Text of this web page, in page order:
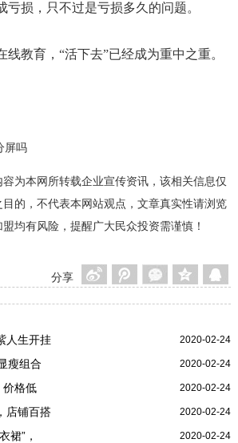
亏损，只不过是亏损多久的问题。
教育，“活下去”已经成为重中之重。
屏吗
容为本网所转载企业宣传资讯，该相关信息仅
的，不代表本网站观点，文章真实性请浏览
均有风险，提醒广大民众投资需谨慎！
分享
2020-02-24
人生开挂
2020-02-24
瘦组合
2020-02-24
价格低
2020-02-24
店铺百搭
2020-02-24
裙”，